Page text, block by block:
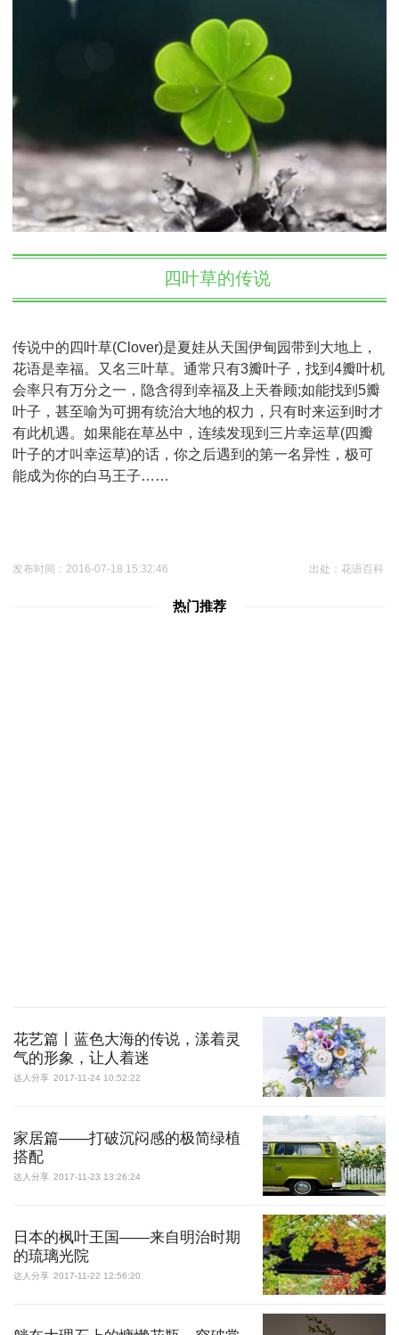
四叶草的传说
传说中的四叶草(Clover)是夏娃从天国伊甸园带到大地上，
花语是幸福。又名三叶草。通常只有3瓣叶子，找到4瓣叶机
会率只有万分之一，隐含得到幸福及上天眷顾;如能找到5瓣
叶子，甚至喻为可拥有统治大地的权力，只有时来运到时才
有此机遇。如果能在草丛中，连续发现到三片幸运草(四瓣
叶子的才叫幸运草)的话，你之后遇到的第一名异性，极可
能成为你的白马王子……
发布时间：2016-07-18 15:32:46 出处：花语百科
热门推荐
花艺篇丨蓝色大海的传说，漾着灵
气的形象，让人着迷
达人分享 2017-11-24 10:52:22
家居篇——打破沉闷感的极简绿植
搭配
达人分享 2017-11-23 13:26:24
日本的枫叶王国——来自明治时期
的琉璃光院
达人分享 2017-11-22 12:56:20